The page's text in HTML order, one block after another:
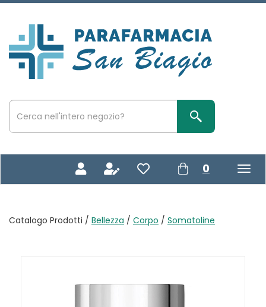
Passa
principale
San
Biagio
Cerca
Prodotto
Cerca Prodotto
0 prodotti
inseriti
Catalogo Prodotti / Bellezza / Corpo / Somatoline